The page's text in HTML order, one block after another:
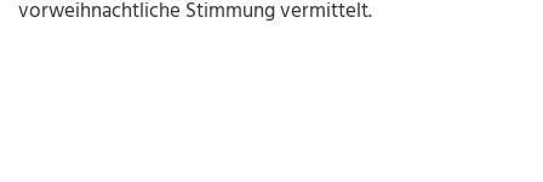
vorweihnachtliche Stimmung vermittelt.